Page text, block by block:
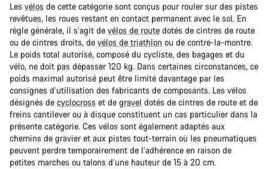
Les vélos de cette catégorie sont conçus pour rouler sur des pistes
revêtues, les roues restant en contact permanent avec le sol. En
règle générale, il s’agit de vélos de route dotés de cintres de route
ou de cintres droits, de vélos de triathlon ou de contre-la-montre.
Le poids total autorisé, composé du cycliste, des bagages et du
vélo, ne doit pas dépasser 120 kg. Dans certaines circonstances, ce
poids maximal autorisé peut être limité davantage par les
consignes d’utilisation des fabricants de composants. Les vélos
désignés de cyclocross et de gravel dotés de cintres de route et de
freins cantilever ou à disque constituent un cas particulier dans la
présente catégorie. Ces vélos sont également adaptés aux
chemins de gravier et aux pistes tout-terrain où les pneumatiques
peuvent perdre temporairement de l’adhérence en raison de
petites marches ou talons d’une hauteur de 15 à 20 cm.